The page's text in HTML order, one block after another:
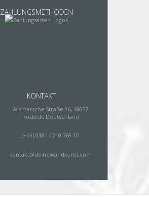
ZAHLUNGSMETHODEN
KONTAKT
Wismarsche Straße 46, 18057
Rostock, Deutschland
(+49) 0381 / 210 769 10
kontakt@deinewandkunst.com